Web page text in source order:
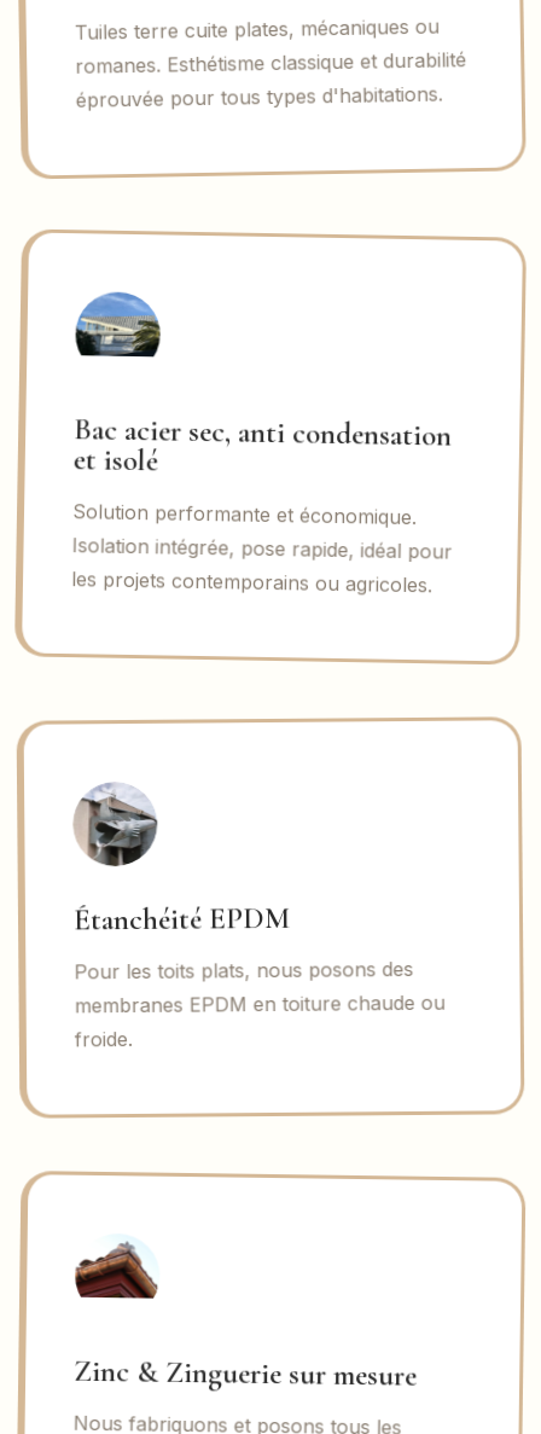
Tuiles terre cuite plates, mécaniques ou
romanes. Esthétisme classique et durabilité
éprouvée pour tous types d'habitations.
Bac acier sec, anti condensation
et isolé
Solution performante et économique.
Isolation intégrée, pose rapide, idéal pour
les projets contemporains ou agricoles.
Étanchéité EPDM
Pour les toits plats, nous posons des
membranes EPDM en toiture chaude ou
froide.
Zinc & Zinguerie sur mesure
Nous fabriquons et posons tous les
éléments de zinguerie : gouttières,
chéneaux, noues, arêtiers, rives,